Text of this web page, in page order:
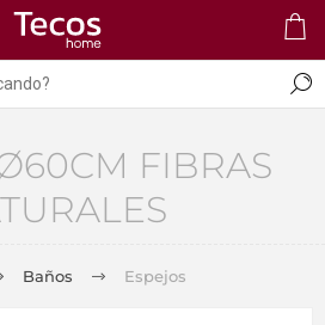
FIBRAS
Baños Espejos